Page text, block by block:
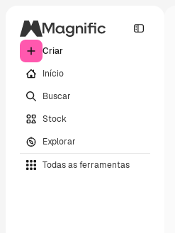
Criar
Início
Buscar
Stock
Explorar
Todas as ferramentas